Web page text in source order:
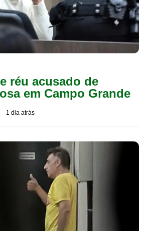
réu acusado de
em Campo Grande
1 dia atrás